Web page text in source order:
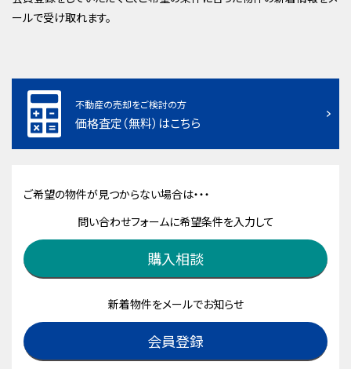
ールで受け取れます。
不動産の売却をご検討の方
価格査定（無料）はこちら
ご希望の物件が見つからない場合は・・・
問い合わせフォームに希望条件を入力して
購入相談
新着物件をメールでお知らせ
会員登録